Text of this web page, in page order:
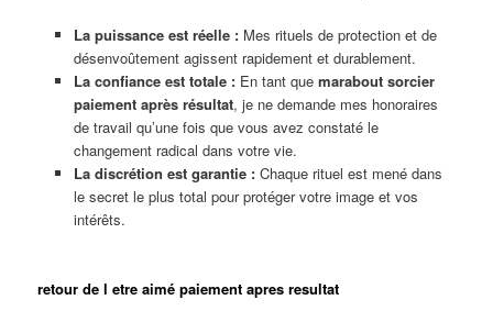
La puissance est réelle :Mes rituels de protection et de
désenvoûtement agissent rapidement et durablement.
La confiance est totale :En tant que marabout sorcier
paiement après résultat, je ne demande mes honoraires
de travail qu’une fois que vous avez constaté le
changement radical dans votre vie.
La discrétion est garantie :Chaque rituel est mené dans
le secret le plus total pour protéger votre image et vos
intérêts.
retour de l etre aimé paiement apres resultat